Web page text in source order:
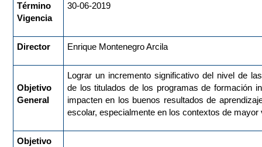
Término
Vigencia
30-06-2019
Director Enrique Montenegro Arcila
Objetivo
General
Lograr un incremento significativo del nivel de
de los titulados de los programas de formación
impacten en los buenos resultados de
escolar, especialmente en los contextos de mayor
Objetivo